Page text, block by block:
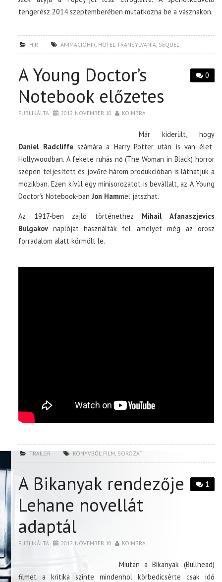
tengerész 2014 szeptemberében mutatkozna be a vásznakon.
HÍR ANIMÁCIÓHÍR HOTEL TRANSYLVANIA SEQUEL
0
A Young Doctor’s
Notebook előzetes
PUBLIKÁLTA 2012. NOVEMBER 10. KOIMBRA
Már kiderült, hogy
Daniel Radcliffeszámára a Harry Potter után is van élet
Hollywoodban. A fekete ruhás nő (The Woman in Black) horror
szépen teljesített és jövőre három produkcióban is láthatjuk a
mozikban. Ezen kívül egy minisorozatot is bevállalt, az A Young
Doctor’s Notebook-banJon Hammel játszhat.
Az 1917-ben zajló történethez Mihail Afanaszjevics
Bulgakov naplóját használták fel, amelyet még az orosz
forradalom alatt körmölt le.
TRAILER KÖNYVBŐL FILM SOROZAT
1
A Bikanyak rendezője
Lehane novellát
adaptál
PUBLIKÁLTA 2012. NOVEMBER 10. KOIMBRA
Miután a Bikanyak (Bullhead)
filmet a kritika szinte mindenhol körbedicsérte csak idő